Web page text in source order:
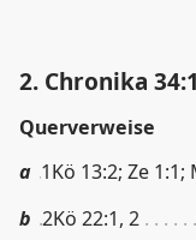
2. Chronika 34:1
Querverweise
a 1Kö 13:2; Ze 1:1;
b 2Kö 22:1, 2